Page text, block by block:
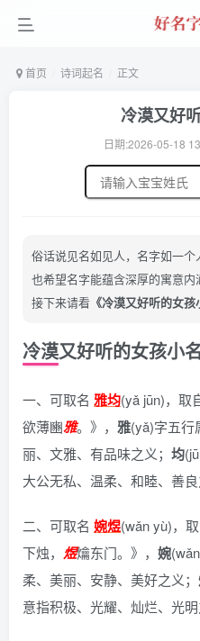
首页 诗词起名 正文
冷漠又好
日期:2026-05-18
俗话说见名如见人，名字如一
也希望名字能蕴含深厚的寓意内
接下来请看 《冷漠又好听的女孩
冷漠又好听的女孩小
一、可取名 雅均(yǎ jūn)， 取
欲薄豳雅。》 ， 雅(yǎ)字五行
丽、文雅、有品味之义； 均
大公无私、温柔、和睦、善良
二、可取名 婉煜(wǎn yù)，
下烛， 煜爚东门。》 ， 婉
柔、美丽、安静、美好之义；
意指积极、光耀、灿烂、光明